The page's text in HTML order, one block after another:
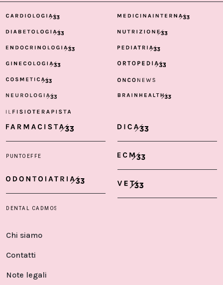
Chi siamo
Contatti
Note legali